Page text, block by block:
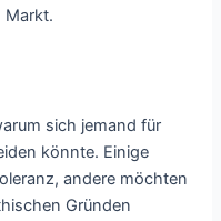
Markt.
sich jemand für
könnte. Einige
andere möchten
Gründen